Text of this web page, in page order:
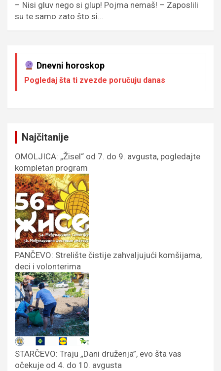
– Nisi gluv nego si glup! Pojma nemaš! – Zaposlili
su te samo zato što si…
Dnevni horoskop
Pogledaj šta ti zvezde poručuju danas
Najčitanije
OMOLJICA: „Žisel“ od 7. do 9. avgusta, pogledajte
kompletan program
PANČEVO: Strelište čistije zahvaljujući komšijama,
deci i volonterima
STARČEVO: Traju „Dani druženja”, evo šta vas
očekuje od 4. do 10. avgusta